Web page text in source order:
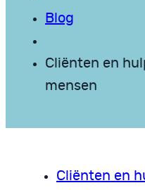
Blog
Cliënten en
mensen
Cliënten en